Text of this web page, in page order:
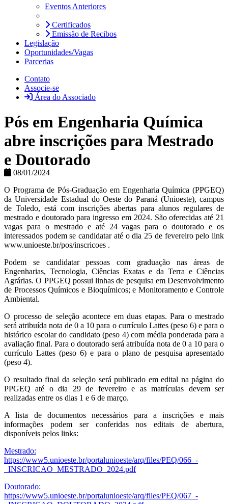
Eventos Anteriores
Certificados
Emissão de Recibos
Legislação
Oportunidades/Vagas
Parcerias
Contato
Associe-se
Área do Associado
Pós em Engenharia Química
abre inscrições para Mestrado
e Doutorado
08/01/2024
O Programa de Pós-Graduação em Engenharia Química (PPGEQ)
da Universidade Estadual do Oeste do Paraná (Unioeste), campus
de Toledo, está com inscrições abertas para alunos regulares de
mestrado e doutorado para ingresso em 2024. São oferecidas até 21
vagas para o mestrado e até 24 vagas para o doutorado e os
interessados podem se candidatar até o dia 25 de fevereiro pelo link
www.unioeste.br/pos/inscricoes .
Podem se candidatar pessoas com graduação nas áreas de
Engenharias, Tecnologia, Ciências Exatas e da Terra e Ciências
Agrárias. O PPGEQ possui linhas de pesquisa em Desenvolvimento
de Processos Químicos e Bioquímicos; e Monitoramento e Controle
Ambiental.
O processo de seleção acontece em duas etapas. Para o mestrado
será atribuída nota de 0 a 10 para o currículo Lattes (peso 6) e para o
histórico escolar do candidato (peso 4) com média ponderada para a
avaliação final. Para o doutorado será atribuída nota de 0 a 10 para o
currículo Lattes (peso 6) e para o plano de pesquisa apresentado
(peso 4).
O resultado final da seleção será publicado em edital na página do
PPGEQ até o dia 29 de fevereiro e as matrículas devem ser
realizadas entre os dias 1 e 6 de março.
A lista de documentos necessários para a inscrições e mais
informações podem ser conferidas nos editais de abertura,
disponíveis pelos links:
Mestrado:
https://www5.unioeste.br/portalunioeste/arq/files/PEQ/066_-
_INSCRICAO_MESTRADO_2024.pdf
Doutorado:
https://www5.unioeste.br/portalunioeste/arq/files/PEQ/067_-